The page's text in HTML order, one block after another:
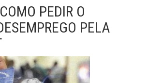
PEDIR O
PELA